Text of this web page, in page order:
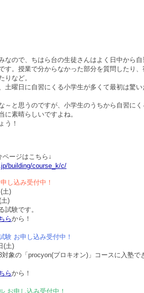
なので、ちはら台の生徒さんはよく日中から自
す。授業で分からなかった部分を質問したり、
りなど。
土曜日に自習にくる小学生が多くて最初は驚い
～と思うのですが、小学生のうちから自習にく
に素晴らしいですよね。
う！
ージはこちら↓
building/course_k/c/
し込み受付中！
土)
)
試験です。
らから！
お申し込み受付中！
(土)
象の「procyon(プロキオン)」コースに入塾で
らから！
お申し込み受付中！